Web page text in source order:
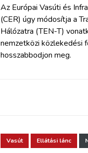
Az Európai Vasúti és
(CER) úgy módosítja a
Hálózatra (TEN-T)
nemzetközi közlekedési
hosszabbodjon meg.
Vasút Ellátási lánc